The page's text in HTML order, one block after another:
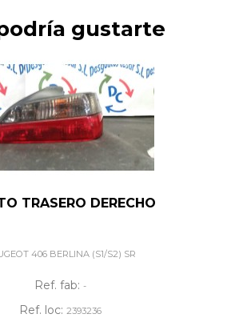
gustarte
TRASERO DERECHO
406 BERLINA (S1/S2) SR
Ref. fab: -
Ref. loc: 2393236